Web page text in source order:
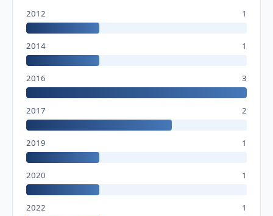
2012 1
2014 1
2016 3
2017 2
2019 1
2020 1
2022 1